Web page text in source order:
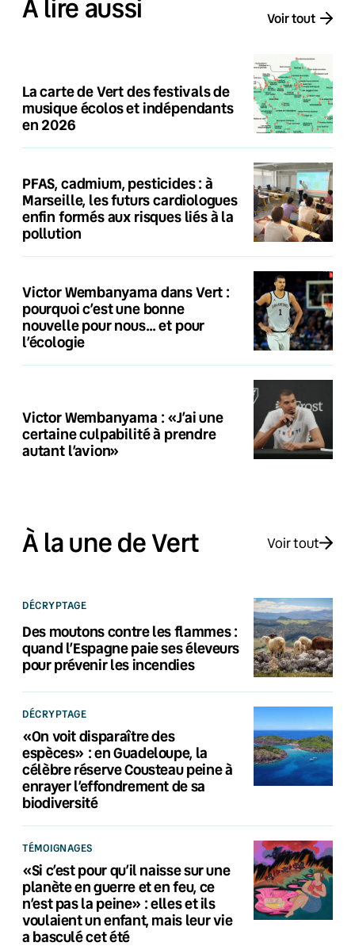
À lire aussi Voir tout
La carte de Vert des festivals de
musique écolos et indépendants
en 2026
PFAS, cadmium, pesticides : à
Marseille, les futurs cardiologues
enfin formés aux risques liés à la
pollution
Victor Wembanyama dans Vert :
pourquoi c’est une bonne
nouvelle pour nous… et pour
l’écologie
Victor Wembanyama : «J’ai une
certaine culpabilité à prendre
autant l’avion»
À la une de Vert Voir tout
DÉCRYPTAGE
Des moutons contre les flammes :
quand l’Espagne paie ses éleveurs
pour prévenir les incendies
DÉCRYPTAGE
«On voit disparaître des
espèces» : en Guadeloupe, la
célèbre réserve Cousteau peine à
enrayer l’effondrement de sa
biodiversité
TÉMOIGNAGES
«Si c’est pour qu’il naisse sur une
planète en guerre et en feu, ce
n’est pas la peine» : elles et ils
voulaient un enfant, mais leur vie
a basculé cet été